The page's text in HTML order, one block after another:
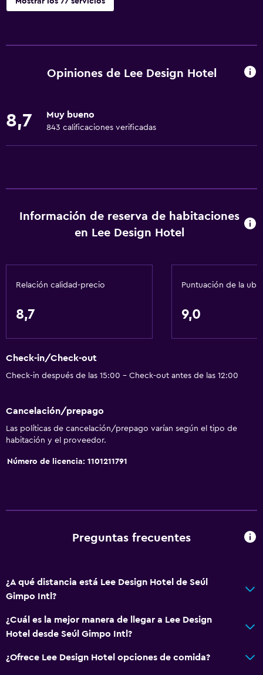
Wifi gratis
Champú
Aire acondicionado
Comedor
Tetera/cafetera
Tetera
Cafetería
Mesa de comedor
Centro de negocios
Servicio de conserjería
Instalaciones para reuniones
Servicio de habitaciones
Acceso con tarjeta
Botella de agua
Recepción 24 horas
Opiniones de Lee Design Hotel
8,7 Muy bueno
843 calificaciones verificadas
Información de reserva de habitaciones
en Lee Design Hotel
Relación calidad-precio
8,7
Puntuación de la
9,0
Check-in/Check-out
Check-in después de las 15:00 - Check-out antes de las 12:00
Cancelación/prepago
Las políticas de cancelación/prepago varían según el tipo de
habitación y el proveedor.
Número de licencia: 1101211791
Preguntas frecuentes
¿A qué distancia está Lee Design Hotel de Seúl
Gimpo Intl?
¿Cuál es la mejor manera de llegar a Lee Design
Hotel desde Seúl Gimpo Intl?
¿Ofrece Lee Design Hotel opciones de comida?